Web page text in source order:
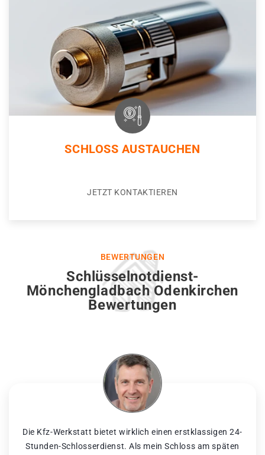
SCHLOSS AUSTAUCHEN
JETZT KONTAKTIEREN
BEWERTUNGEN
Schlüsselnotdienst-
Mönchengladbach Odenkirchen
Bewertungen
Die Kfz-Werkstatt bietet wirklich einen erstklassigen 24-
Stunden-Schlosserdienst. Als mein Schloss am späten